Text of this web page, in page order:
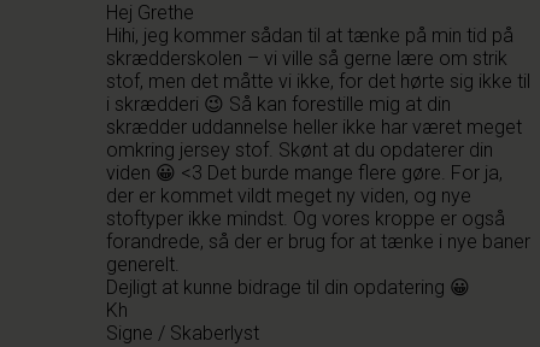
Hej Grethe
Hihi, jeg kommer sådan til at tænke på min tid på
skrædderskolen – vi ville så gerne lære om strik
stof, men det måtte vi ikke, for det hørte sig ikke til
i skrædderi 😉 Så kan forestille mig at din
skrædder uddannelse heller ikke har været meget
omkring jersey stof. Skønt at du opdaterer din
viden 😀 <3 Det burde mange flere gøre. For ja,
der er kommet vildt meget ny viden, og nye
stoftyper ikke mindst. Og vores kroppe er også
forandrede, så der er brug for at tænke i nye baner
generelt.
Dejligt at kunne bidrage til din opdatering 😀
Kh
Signe / Skaberlyst